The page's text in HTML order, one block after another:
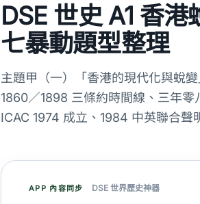
DSE 世史 A1 香
七暴動題型整理
主題甲（一）「香港的現代化與蛻
1860／1898 三條約時間線、三年零
ICAC 1974 成立、1984 中英聯合聲
APP 內容同步 DSE 世界歷史神器